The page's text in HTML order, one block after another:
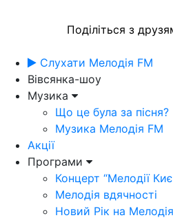
Поділіться з
Слухати Мелодія FM
Вівсянка-шоу
Музика
Що це була за пісня?
Музика Мелодія FM
Акції
Програми
Концерт “Мелодії
Мелодія вдячності
Новий Рік на